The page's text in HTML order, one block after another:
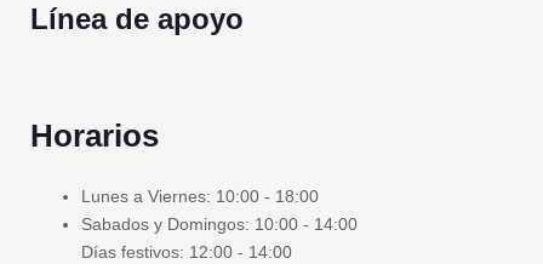
Línea de apoyo
Horarios
Lunes a Viernes: 10:00 - 18:00
Sabados y Domingos: 10:00 - 14:00
Días festivos: 12:00 - 14:00